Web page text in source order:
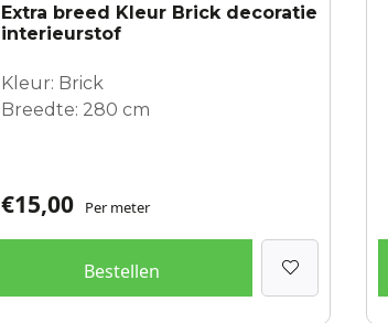
Extra breed Kleur Brick decoratie
interieurstof
Kleur: Brick
Breedte: 280 cm
€15,00 Per meter
Bestellen